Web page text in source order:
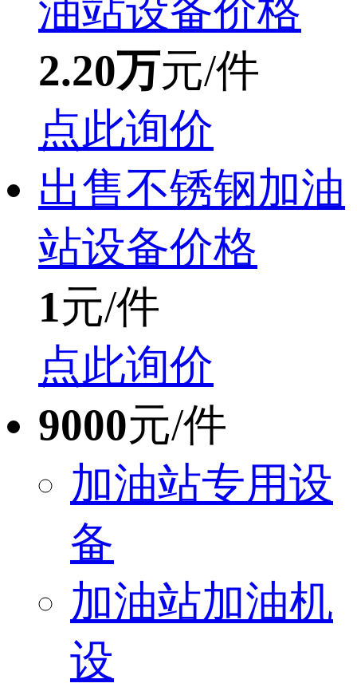
油站设备价格
2.20万元/件
点此询价
出售不锈钢加油
站设备价格
1元/件
点此询价
9000元/件
加油站专用设
备
加油站加油机
设